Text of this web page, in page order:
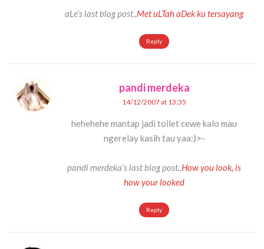
aLe’s last blog post..Met uLTah aDek ku tersayang
Reply
pandi merdeka
14/12/2007 at 13:35
hehehehe mantap jadi toilet cewe kalo mau
ngerelay kasih tau yaa:)>-
pandi merdeka’s last blog post..How you look, is
how your looked
Reply